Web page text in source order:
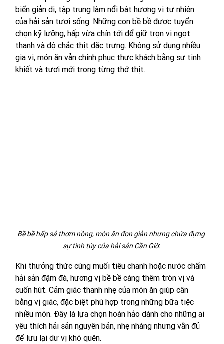
biến giản dị, tập trung làm nổi bật hương vị tự nhiên
của hải sản tươi sống. Những con bề bề được tuyển
chọn kỹ lưỡng, hấp vừa chín tới để giữ trọn vị ngọt
thanh và độ chắc thịt đặc trưng. Không sử dụng nhiều
gia vị, món ăn vẫn chinh phục thực khách bằng sự tinh
khiết và tươi mới trong từng thớ thịt.
Bề bề hấp sả thơm nồng, món ăn đơn giản nhưng chứa đựng
sự tinh túy của hải sản Cần Giờ.
Khi thưởng thức cùng muối tiêu chanh hoặc nước chấm
hải sản đậm đà, hương vị bề bề càng thêm tròn vị và
cuốn hút. Cảm giác thanh nhẹ của món ăn giúp cân
bằng vị giác, đặc biệt phù hợp trong những bữa tiệc
nhiều món. Đây là lựa chọn hoàn hảo dành cho những ai
yêu thích hải sản nguyên bản, nhẹ nhàng nhưng vẫn đủ
để lưu lại dư vị khó quên.